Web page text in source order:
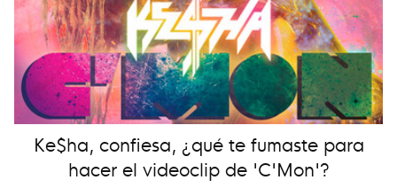
Ke$ha, confiesa, ¿qué te fumaste para
hacer el videoclip de 'C'Mon'?